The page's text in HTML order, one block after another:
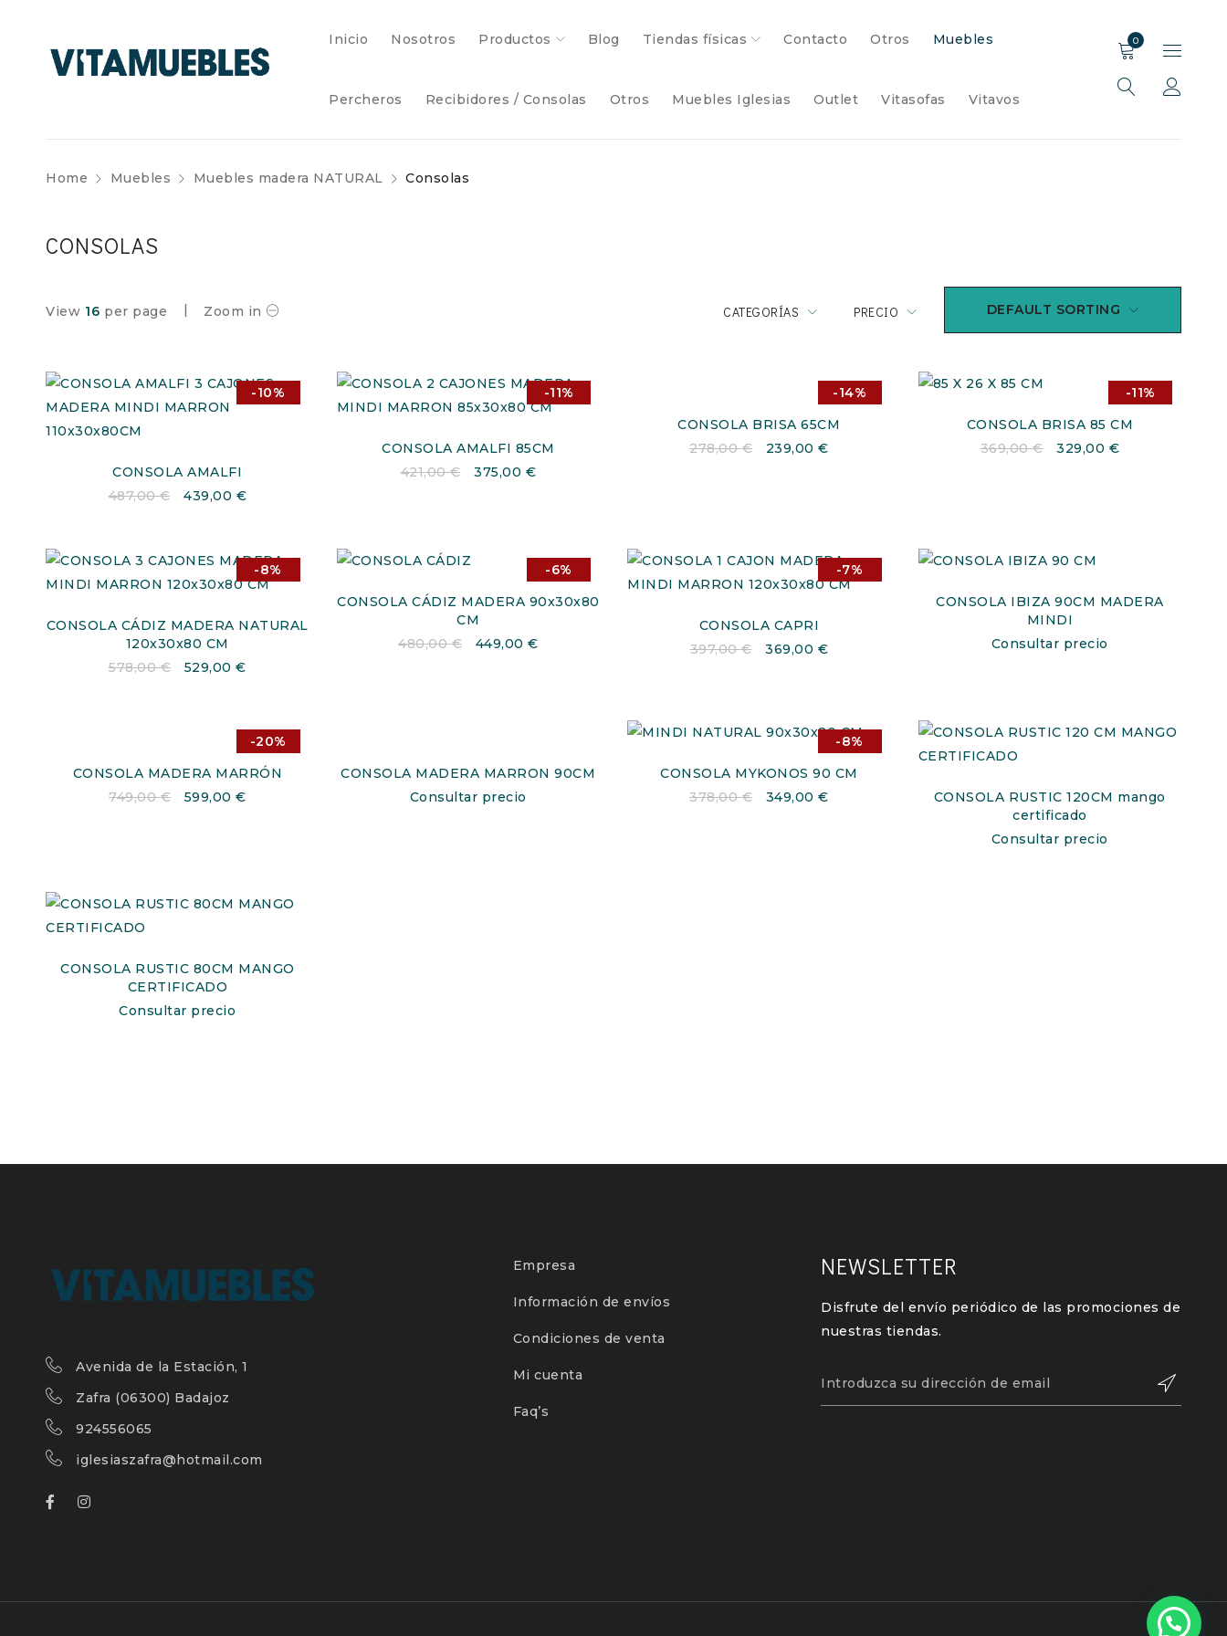
Inicio Nosotros Productos Blog Tiendas físicas Contacto Otros Muebles
Percheros Recibidores / Consolas Otros Muebles Iglesias Outlet Vitasofas Vitavos
0
Home Muebles Muebles madera NATURAL Consolas
CONSOLAS
DEFAULT SORTING
View 16 per page Zoom in CATEGORÍAS PRECIO
-10%
CONSOLA AMALFI
487,00€ 439,00 €
-11%
CONSOLA AMALFI 85CM
421,00€ 375,00 €
-14%
CONSOLA BRISA 65CM
278,00€ 239,00 €
-11%
CONSOLA BRISA 85 CM
369,00€ 329,00 €
-8%
CONSOLA CÁDIZ MADERA NATURAL
120x30x80 CM
578,00€ 529,00 €
-6%
CONSOLA CÁDIZ MADERA 90x30x80
CM
480,00€ 449,00 €
-7%
CONSOLA CAPRI
397,00€ 369,00 €
CONSOLA IBIZA 90CM MADERA
MINDI
Consultar precio
-20%
CONSOLA MADERA MARRÓN
749,00€ 599,00 €
CONSOLA MADERA MARRON 90CM
Consultar precio
-8%
CONSOLA MYKONOS 90 CM
378,00€ 349,00 €
CONSOLA RUSTIC 120CM mango
certificado
Consultar precio
CONSOLA RUSTIC 80CM MANGO
CERTIFICADO
Consultar precio
Avenida de la Estación, 1
Zafra (06300) Badajoz
924556065
iglesiaszafra@hotmail.com
Empresa
Información de envíos
Condiciones de venta
Mi cuenta
Faq’s
NEWSLETTER
Disfrute del envío periódico de las promociones de
nuestras tiendas.